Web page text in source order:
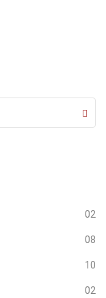
02
08
10
02